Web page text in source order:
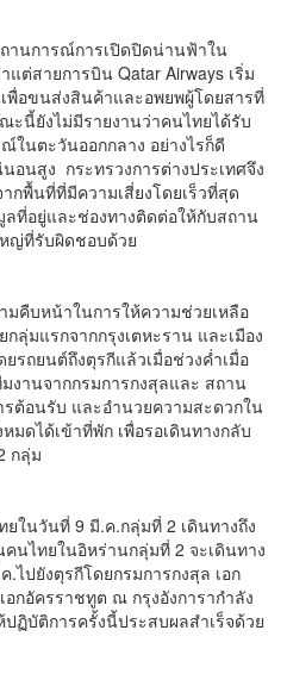
านการณ์การเปิดปิดน่านฟ้าใน
ต่สายการบิน Qatar Airways เริ่ม
พื่อขนส่งสินค้าและอพยพผู้โดยสารที่
นี้ยังไม่มีรายงานว่าคนไทยได้รับ
ในตะวันออกกลาง อย่างไรก็ดี
อนสูง กระทรวงการต่างประเทศจึง
กพื้นที่ที่มีความเสี่ยงโดยเร็วที่สุด
ที่อยู่และช่องทางติดต่อให้กับสถาน
ญ่ที่รับผิดชอบด้วย
คืบหน้าในการให้ความช่วยเหลือ
ลุ่มแรกจากกรุงเตหะราน และเมือง
รถยนต์ถึงตุรกีแล้วเมื่อช่วงค่ำเมื่อ
งานจากกรมการกงสุลและ สถาน
รต้อนรับ และอำนวยความสะดวกใน
มดได้เข้าที่พัก เพื่อรอเดินทางกลับ
กลุ่ม
ยในวันที่ 9 มี.ค.กลุ่มที่ 2 เดินทางถึง
นไทยในอิหร่านกลุ่มที่ 2 จะเดินทาง
ไปยังตุรกีโดยกรมการกงสุล เอก
กอัครราชทูต ณ กรุงอังการากำลัง
ฏิบัติการครั้งนี้ประสบผลสำเร็จด้วย